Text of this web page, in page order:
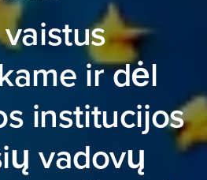
ir dėl
institucijos
vadovų